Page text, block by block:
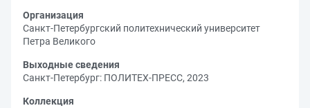
Организация
Санкт-Петербургский политехнический университет
Петра Великого
Выходные сведения
Санкт-Петербург: ПОЛИТЕХ-ПРЕСС, 2023
Коллекция